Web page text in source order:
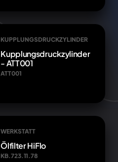
KUPPLUNGSDRUCKZYLINDER
Kupplungsdruckzylinder
- ATT001
ATT001
WERKSTATT
Ölfilter HiFlo
KB.723.11.78